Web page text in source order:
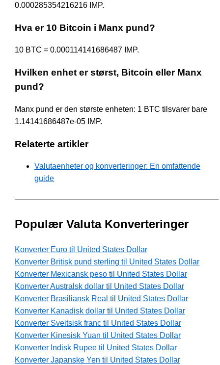
0.000285354216216 IMP.
Hva er 10 Bitcoin i Manx pund?
10 BTC = 0.000114141686487 IMP.
Hvilken enhet er størst, Bitcoin eller Manx
pund?
Manx pund er den største enheten: 1 BTC tilsvarer bare
1.14141686487e-05 IMP.
Relaterte artikler
Valutaenheter og konverteringer: En omfattende
guide
Populær Valuta Konverteringer
Konverter Euro til United States Dollar
Konverter Britisk pund sterling til United States Dollar
Konverter Mexicansk peso til United States Dollar
Konverter Australsk dollar til United States Dollar
Konverter Brasiliansk Real til United States Dollar
Konverter Kanadisk dollar til United States Dollar
Konverter Sveitsisk franc til United States Dollar
Konverter Kinesisk Yuan til United States Dollar
Konverter Indisk Rupee til United States Dollar
Konverter Japanske Yen til United States Dollar